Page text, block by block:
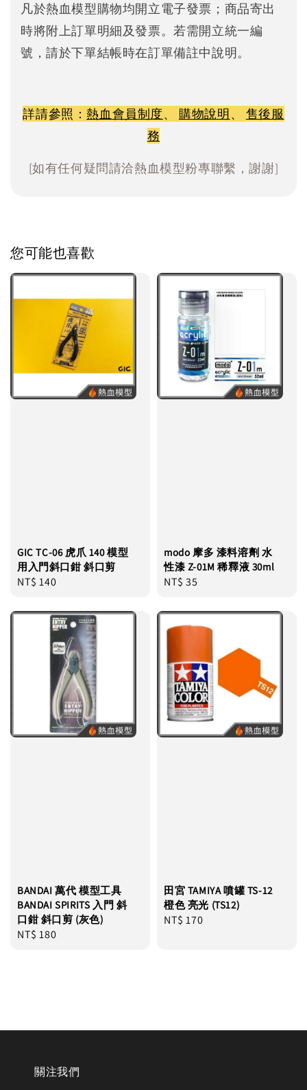
凡於熱血模型購物均開立電子發票；商品寄出
時將附上訂單明細及發票。若需開立統一編
號，請於下單結帳時在訂單備註中說明。
詳請參照：熱血會員制度、 購物說明、 售後服
務
[如有任何疑問請洽熱血模型粉專聯繫，謝謝]
您可能也喜歡
GIC TC-06 虎爪 140 模型
用入門斜口鉗 斜口剪
Regular
NT$ 140
modo 摩多 漆料溶劑 水
性漆 Z-01M 稀釋液 30ml
Regular
NT$ 35
BANDAI 萬代 模型工具
BANDAI SPIRITS 入門 斜
口鉗 斜口剪 (灰色)
Regular
NT$ 180
田宮 TAMIYA 噴罐 TS-12
橙色 亮光 (TS12)
Regular
NT$ 170
關注我們